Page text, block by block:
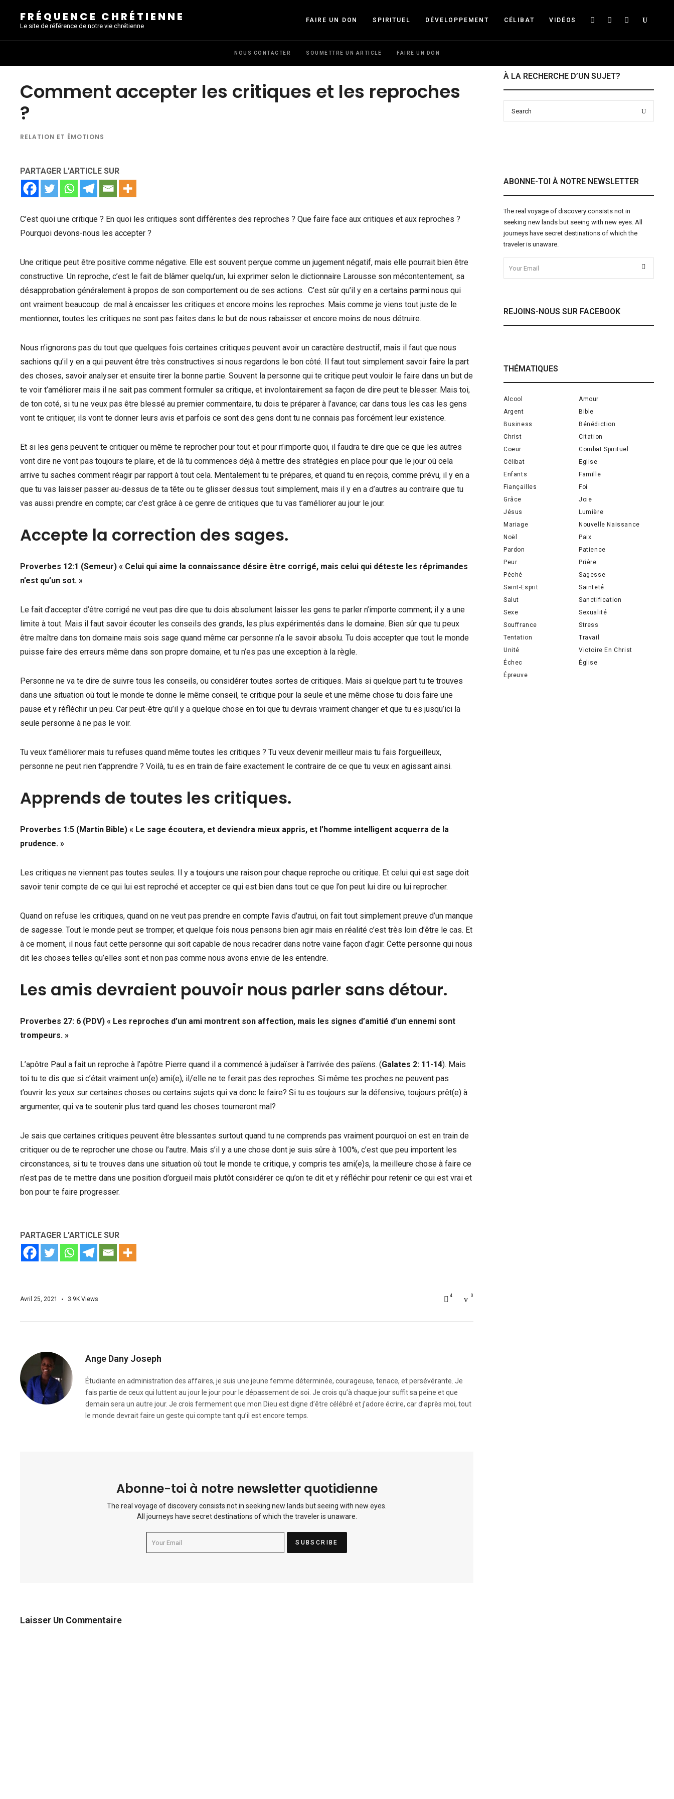
FRÉQUENCE CHRÉTIENNE
Le site de référence de notre vie chrétienne
FAIRE UN DON SPIRITUEL DÉVELOPPEMENT CÉLIBAT VIDÉOS
NOUS CONTACTER SOUMETTRE UN ARTICLE FAIRE UN DON
Comment accepter les critiques et les reproches
?
RELATION ET ÉMOTIONS
PARTAGER L'ARTICLE SUR
C’est quoi une critique ? En quoi les critiques sont différentes des reproches ? Que faire face aux critiques et aux reproches ?
Pourquoi devons-nous les accepter ?
Une critique peut être positive comme négative. Elle est souvent perçue comme un jugement négatif, mais elle pourrait bien être
constructive. Un reproche, c’est le fait de blâmer quelqu’un, lui exprimer selon le dictionnaire Larousse son mécontentement, sa
désapprobation généralement à propos de son comportement ou de ses actions. C’est sûr qu’il y en a certains parmi nous qui
ont vraiment beaucoup de mal à encaisser les critiques et encore moins les reproches. Mais comme je viens tout juste de le
mentionner, toutes les critiques ne sont pas faites dans le but de nous rabaisser et encore moins de nous détruire.
Nous n’ignorons pas du tout que quelques fois certaines critiques peuvent avoir un caractère destructif, mais il faut que nous
sachions qu’il y en a qui peuvent être très constructives si nous regardons le bon côté. Il faut tout simplement savoir faire la part
des choses, savoir analyser et ensuite tirer la bonne partie. Souvent la personne qui te critique peut vouloir le faire dans un but de
te voir t’améliorer mais il ne sait pas comment formuler sa critique, et involontairement sa façon de dire peut te blesser. Mais toi,
de ton coté, si tu ne veux pas être blessé au premier commentaire, tu dois te préparer à l’avance; car dans tous les cas les gens
vont te critiquer, ils vont te donner leurs avis et parfois ce sont des gens dont tu ne connais pas forcément leur existence.
Et si les gens peuvent te critiquer ou même te reprocher pour tout et pour n’importe quoi, il faudra te dire que ce que les autres
vont dire ne vont pas toujours te plaire, et de là tu commences déjà à mettre des stratégies en place pour que le jour où cela
arrive tu saches comment réagir par rapport à tout cela. Mentalement tu te prépares, et quand tu en reçois, comme prévu, il y en a
que tu vas laisser passer au-dessus de ta tête ou te glisser dessus tout simplement, mais il y en a d’autres au contraire que tu
vas aussi prendre en compte; car c’est grâce à ce genre de critiques que tu vas t’améliorer au jour le jour.
Accepte la correction des sages.
Proverbes 12:1 (Semeur) « Celui qui aime la connaissance désire être corrigé, mais celui qui déteste les réprimandes
n’est qu’un sot. »
Le fait d’accepter d’être corrigé ne veut pas dire que tu dois absolument laisser les gens te parler n’importe comment; il y a une
limite à tout. Mais il faut savoir écouter les conseils des grands, les plus expérimentés dans le domaine. Bien sûr que tu peux
être maître dans ton domaine mais sois sage quand même car personne n’a le savoir absolu. Tu dois accepter que tout le monde
puisse faire des erreurs même dans son propre domaine, et tu n’es pas une exception à la règle.
Personne ne va te dire de suivre tous les conseils, ou considérer toutes sortes de critiques. Mais si quelque part tu te trouves
dans une situation où tout le monde te donne le même conseil, te critique pour la seule et une même chose tu dois faire une
pause et y réfléchir un peu. Car peut-être qu’il y a quelque chose en toi que tu devrais vraiment changer et que tu es jusqu’ici la
seule personne à ne pas le voir.
Tu veux t’améliorer mais tu refuses quand même toutes les critiques ? Tu veux devenir meilleur mais tu fais l’orgueilleux,
personne ne peut rien t’apprendre ? Voilà, tu es en train de faire exactement le contraire de ce que tu veux en agissant ainsi.
Apprends de toutes les critiques.
Proverbes 1:5 (Martin Bible) « Le sage écoutera, et deviendra mieux appris, et l’homme intelligent acquerra de la
prudence. »
Les critiques ne viennent pas toutes seules. Il y a toujours une raison pour chaque reproche ou critique. Et celui qui est sage doit
savoir tenir compte de ce qui lui est reproché et accepter ce qui est bien dans tout ce que l’on peut lui dire ou lui reprocher.
Quand on refuse les critiques, quand on ne veut pas prendre en compte l’avis d’autrui, on fait tout simplement preuve d’un manque
de sagesse. Tout le monde peut se tromper, et quelque fois nous pensons bien agir mais en réalité c’est très loin d’être le cas. Et
à ce moment, il nous faut cette personne qui soit capable de nous recadrer dans notre vaine façon d’agir. Cette personne qui nous
dit les choses telles qu’elles sont et non pas comme nous avons envie de les entendre.
Les amis devraient pouvoir nous parler sans détour.
Proverbes 27: 6 (PDV) « Les reproches d’un ami montrent son affection, mais les signes d’amitié d’un ennemi sont
trompeurs. »
L’apôtre Paul a fait un reproche à l’apôtre Pierre quand il a commencé à judaïser à l’arrivée des païens. (Galates 2: 11-14). Mais
toi tu te dis que si c’était vraiment un(e) ami(e), il/elle ne te ferait pas des reproches. Si même tes proches ne peuvent pas
t’ouvrir les yeux sur certaines choses ou certains sujets qui va donc le faire? Si tu es toujours sur la défensive, toujours prêt(e) à
argumenter, qui va te soutenir plus tard quand les choses tourneront mal?
Je sais que certaines critiques peuvent être blessantes surtout quand tu ne comprends pas vraiment pourquoi on est en train de
critiquer ou de te reprocher une chose ou l’autre. Mais s’il y a une chose dont je suis sûre à 100%, c’est que peu importent les
circonstances, si tu te trouves dans une situation où tout le monde te critique, y compris tes ami(e)s, la meilleure chose à faire ce
n’est pas de te mettre dans une position d’orgueil mais plutôt considérer ce qu’on te dit et y réfléchir pour retenir ce qui est vrai et
bon pour te faire progresser.
PARTAGER L'ARTICLE SUR
Avril 25, 2021 3.9K Views 0
4
Ange Dany Joseph
Étudiante en administration des affaires, je suis une jeune femme déterminée, courageuse, tenace, et persévérante. Je
fais partie de ceux qui luttent au jour le jour pour le dépassement de soi. Je crois qu’à chaque jour suffit sa peine et que
demain sera un autre jour. Je crois fermement que mon Dieu est digne d’être célébré et j’adore écrire, car d’après moi, tout
le monde devrait faire un geste qui compte tant qu’il est encore temps.
Abonne-toi à notre newsletter quotidienne
The real voyage of discovery consists not in seeking new lands but seeing with new eyes.
All journeys have secret destinations of which the traveler is unaware.
Laisser Un Commentaire
À LA RECHERCHE D’UN SUJET?
Search
ABONNE-TOI À NOTRE NEWSLETTER
The real voyage of discovery consists not in
seeking new lands but seeing with new eyes. All
journeys have secret destinations of which the
traveler is unaware.
REJOINS-NOUS SUR FACEBOOK
THÉMATIQUES
Alcool
Amour
Argent
Bible
Business
Bénédiction
Christ
Citation
Coeur
Combat Spirituel
Célibat
Eglise
Enfants
Famille
Fiançailles
Foi
Grâce
Joie
Jésus
Lumière
Mariage
Nouvelle Naissance
Noël
Paix
Pardon
Patience
Peur
Prière
Péché
Sagesse
Saint-Esprit
Sainteté
Salut
Sanctification
Sexe
Sexualité
Souffrance
Stress
Tentation
Travail
Unité
Victoire En Christ
Échec
Église
Épreuve